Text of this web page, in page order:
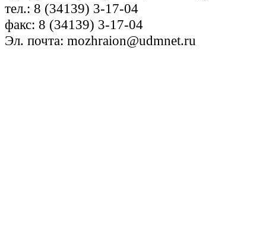
тел.: 8 (34139) 3-17-04
факс: 8 (34139) 3-17-04
Эл. почта: mozhraion@udmnet.ru